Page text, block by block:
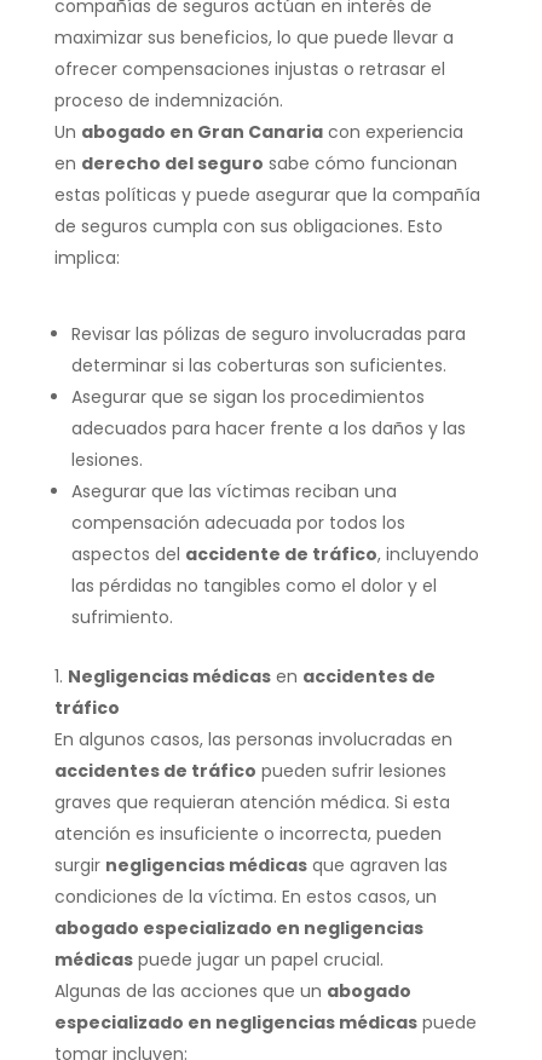
compañías de seguros actúan en interés de
maximizar sus beneficios, lo que puede llevar a
ofrecer compensaciones injustas o retrasar el
proceso de indemnización.
Un abogado en Gran Canariacon experiencia
en derecho del seguro sabe cómo funcionan
estas políticas y puede asegurar que la compañía
de seguros cumpla con sus obligaciones. Esto
implica:
Revisar las pólizas de seguro involucradas para
determinar si las coberturas son suficientes.
Asegurar que se sigan los procedimientos
adecuados para hacer frente a los daños y las
lesiones.
Asegurar que las víctimas reciban una
compensación adecuada por todos los
aspectos del accidente de tráfico, incluyendo
las pérdidas no tangibles como el dolor y el
sufrimiento.
Negligencias médicasen accidentes de
tráfico
En algunos casos, las personas involucradas en
accidentes de tráfico pueden sufrir lesiones
graves que requieran atención médica. Si esta
atención es insuficiente o incorrecta, pueden
surgir negligencias médicasque agraven las
condiciones de la víctima. En estos casos, un
abogado especializado en negligencias
médicaspuede jugar un papel crucial.
Algunas de las acciones que un abogado
especializado en negligencias médicaspuede
tomar incluyen: